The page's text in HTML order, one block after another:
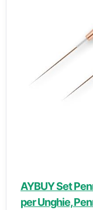
AYBUY Set
per Unghie,